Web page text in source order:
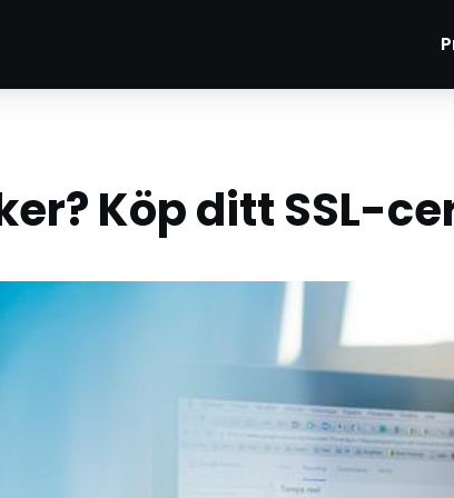
Köp ditt SSL-